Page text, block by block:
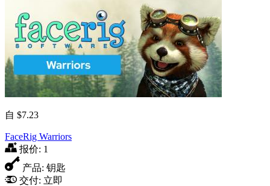
自 $7.23
FaceRig Warriors
报价: 1
产品: 钥匙
交付: 立即